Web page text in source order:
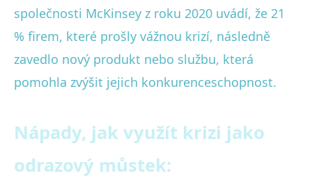
společnosti McKinsey z roku 2020 uvádí, že 21
% firem, které prošly vážnou krizí, následně
zavedlo nový produkt nebo službu, která
pomohla zvýšit jejich konkurenceschopnost.
Nápady, jak využít krizi jako
odrazový můstek: